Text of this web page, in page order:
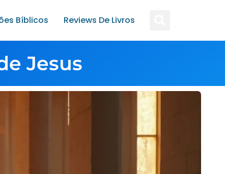
Bíblicos Reviews De Livros
Jesus